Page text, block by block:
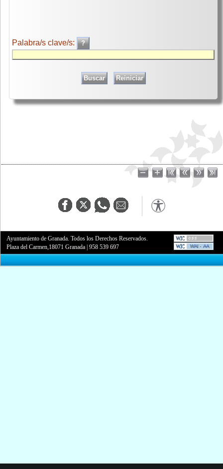
Palabra/s clave/s:
Ayuntamiento de Granada. Todos los Derechos Reservados.
Plaza del Carmen,18071 Granada |958 539 697